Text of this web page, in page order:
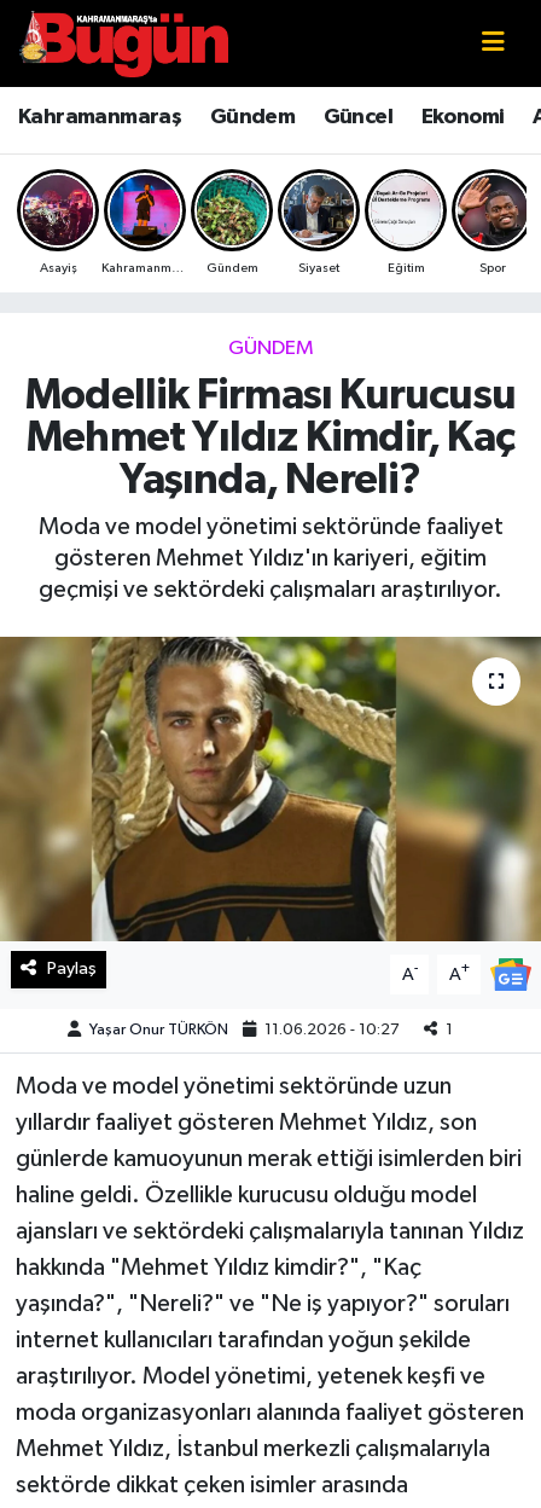
Kahramanmaraş Gündem Güncel Ekonomi
Asayiş Gündem Siyaset Eğitim Spor
GÜNDEM
Modellik Firması Kurucusu
Mehmet Yıldız Kimdir, Kaç
Yaşında, Nereli?
Moda ve model yönetimi sektöründe faaliyet
gösteren Mehmet Yıldız'ın kariyeri, eğitim
geçmişi ve sektördeki çalışmaları araştırılıyor.
Paylaş A- A+
Yaşar Onur TÜRKÖN 11.06.2026 - 10:27 1
Moda ve model yönetimi sektöründe uzun
yıllardır faaliyet gösteren Mehmet Yıldız, son
günlerde kamuoyunun merak ettiği isimlerden biri
haline geldi. Özellikle kurucusu olduğu model
ajansları ve sektördeki çalışmalarıyla tanınan Yıldız
hakkında "Mehmet Yıldız kimdir?", "Kaç
yaşında?", "Nereli?" ve "Ne iş yapıyor?" soruları
internet kullanıcıları tarafından yoğun şekilde
araştırılıyor. Model yönetimi, yetenek keşfi ve
moda organizasyonları alanında faaliyet gösteren
Mehmet Yıldız, İstanbul merkezli çalışmalarıyla
sektörde dikkat çeken isimler arasında
Kahramanmaraş
Kahramanmaraş Sokak Röportajları
Bilim ve Teknoloji
Çevre
Ekonomi
Genel
Güncel
Haberde İnsan
Kültür Sanat
Magazin
Manşet Altı
Manşetler
Resmi İlan
Sağlık
Spor
SürManşet
Teknoloji
Yaşam
KAHRAMANMARAŞ
Kahramanmaraş Nöbetçi Eczaneler
Kahramanmaraş Hava Durumu
Kahramanmaraş Namaz Vakitleri
Kahramanmaraş Trafik Yoğunluk Haritası
Süper Lig Puan Durumu ve Fikstür
Tüm Manşetler
Son Dakika Haberleri
Haber Arşivi